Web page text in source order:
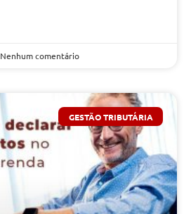
Nenhum comentário
GESTÃO TRIBUTÁRIA